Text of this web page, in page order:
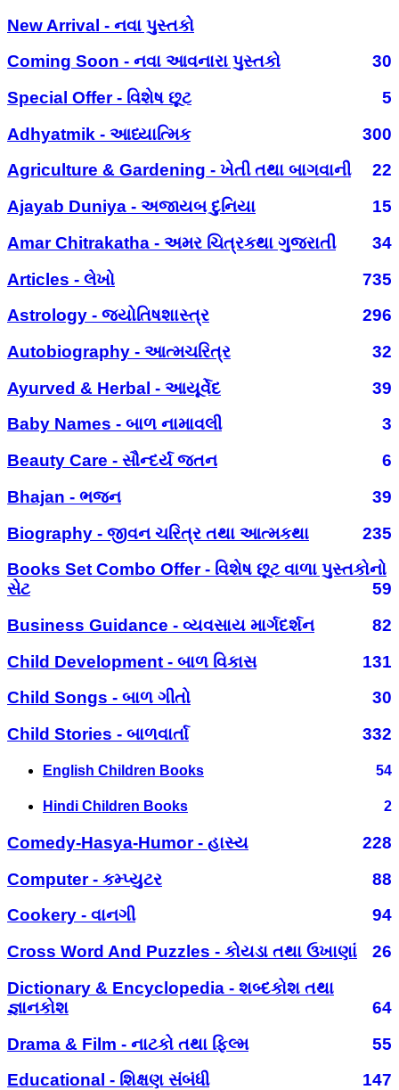
New Arrival - નવા પુસ્તકો
Coming Soon - નવા આવનારા પુસ્તકો
30
Special Offer - વિશેષ છૂટ
5
Adhyatmik - આધ્યાત્મિક
300
Agriculture & Gardening - ખેતી તથા બાગવાની
22
Ajayab Duniya - અજાયબ દુનિયા
15
Amar Chitrakatha - અમર ચિત્રકથા ગુજરાતી
34
Articles - લેખો
735
Astrology - જ્યોતિષશાસ્ત્ર
296
Autobiography - આત્મચરિત્ર
32
Ayurved & Herbal - આયૂર્વેદ
39
Baby Names - બાળ નામાવલી
3
Beauty Care - સૌન્દર્ય જતન
6
Bhajan - ભજન
39
Biography - જીવન ચરિત્ર તથા આત્મકથા
235
Books Set Combo Offer - વિશેષ છૂટ વાળા પુસ્તકોનો
સેટ
59
Business Guidance - વ્યવસાય માર્ગદર્શન
82
Child Development - બાળ વિકાસ
131
Child Songs - બાળ ગીતો
30
Child Stories - બાળવાર્તા
332
English Children Books 54
Hindi Children Books 2
Comedy-Hasya-Humor - હાસ્ય
228
Computer - કમ્પ્યુટર
88
Cookery - વાનગી
94
Cross Word And Puzzles - કોયડા તથા ઉખાણાં
26
Dictionary & Encyclopedia - શબ્દકોશ તથા
જ્ઞાનકોશ
64
Drama & Film - નાટકો તથા ફિલ્મ
55
Educational - શિક્ષણ સંબંધી
147